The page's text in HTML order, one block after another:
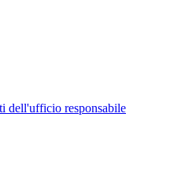
dell'ufficio responsabile